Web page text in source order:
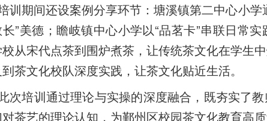
训期间还设案例分享环节：塘溪镇第二中心小
”美德；瞻岐镇中心小学以“品茗卡”串联日常
从宋代点茶到围炉煮茶，让传统茶文化在学生
茶文化校队深度实践，让茶文化贴近生活。
次培训通过理论与实操的深度融合，既夯实了
茶艺的理论认知，为鄞州区校园茶文化教育高质